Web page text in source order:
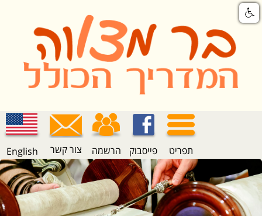
תפריט פייסבוק הרשמה צור קשר English